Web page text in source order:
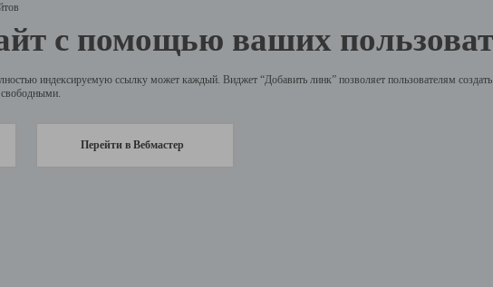
с помощью ваших
индексируемую ссылку может каждый. Виджет “Добавить линк” позволяет пользователям
свободными.
Перейти в Вебмастер